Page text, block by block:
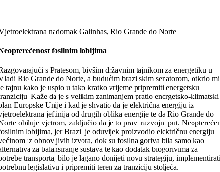
nadomak Galinhas, Rio Grande do Norte
fosilnim lobijima
s Pratesom, bivšim državnim tajnikom za energetiku u
Rio Grande do Norte, a budućim brazilskim senatorom, otkrio mi
tajnu kako je uspio u tako kratko vrijeme pripremiti energetsku
Kaže da je s velikim zanimanjem pratio energetsko-klimatski
Europske Unije i kad je shvatio da je električna energiju iz
jeftinija od drugih oblika energije te da Rio Grande do
obiluje vjetrom, zaključio da je to pravi razvojni put.
lobijima, jer Brazil je oduvijek proizvodio električnu energiju
iz obnovljivih izvora, dok su fosilna goriva bila samo kao
za balansiranje sustava te kao dodatak biogorivima za
transporta, bilo je lagano donijeti novu strategiju,
legislativu i pripremiti teren za tranziciju stoljeća.